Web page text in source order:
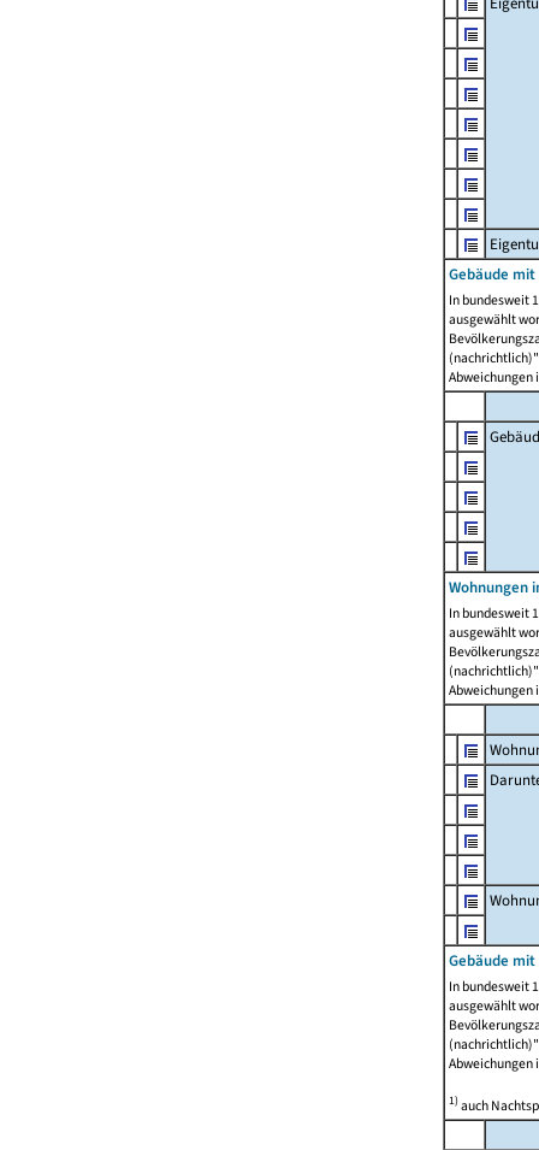
Gebäude
In bundesweit
ausgewählt
Abweichungen
Wohnungen
In bundesweit
ausgewählt
Abweichungen
Gebäude
In bundesweit
ausgewählt
Abweichungen
1)auch